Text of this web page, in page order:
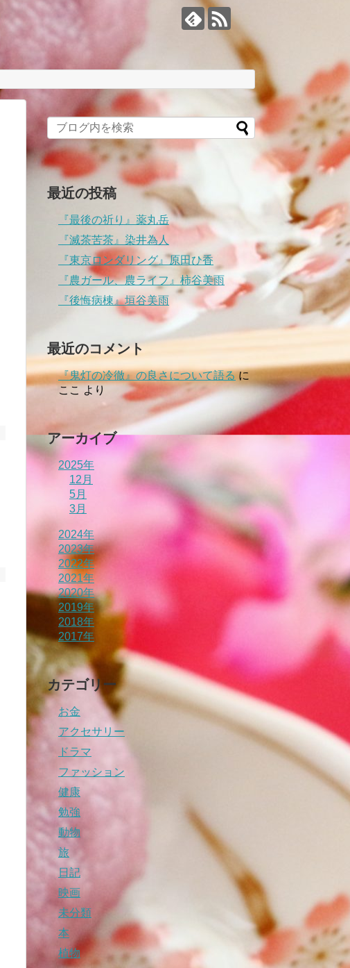
最近の投稿
『最後の祈り』薬丸岳
『滅茶苦茶』染井為人
『東京ロンダリング』原田ひ香
『農ガール、農ライフ』柿谷美雨
『後悔病棟』垣谷美雨
最近のコメント
『鬼灯の冷徹』の良さについて語るに
ここ より
アーカイブ
2025年
12月
5月
3月
2024年
2023年
2022年
2021年
2020年
2019年
2018年
2017年
カテゴリー
お金
アクセサリー
ドラマ
ファッション
健康
勉強
動物
旅
日記
映画
未分類
本
植物